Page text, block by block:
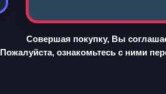
Совершая покупку, Вы
Пожалуйста, ознакомьтесь с ними